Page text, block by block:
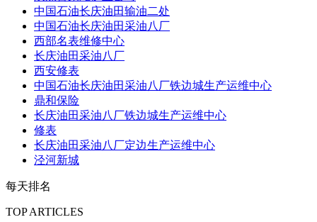
中国石油长庆油田输油二处
中国石油长庆油田采油八厂
西部名表维修中心
长庆油田采油八厂
西安修表
中国石油长庆油田采油八厂铁边城生产运维中心
鼎和保险
长庆油田采油八厂铁边城生产运维中心
修表
长庆油田采油八厂定边生产运维中心
泾河新城
每天排名
TOP ARTICLES